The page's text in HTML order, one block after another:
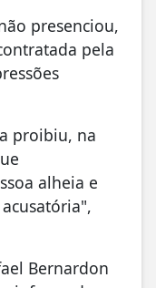
presenciou,
pela
proibiu, na
alheia e
Bernardon